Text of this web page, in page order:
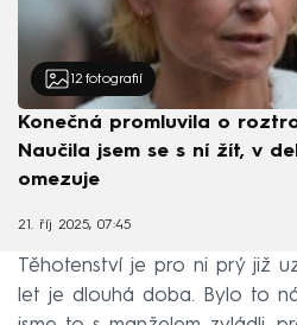
12 fotografií
Konečná promluvila o
Naučila jsem se s ní žít, v
omezuje
21. říj 2025, 07:45
Těhotenství je pro ni prý již
let je dlouhá doba. Bylo to